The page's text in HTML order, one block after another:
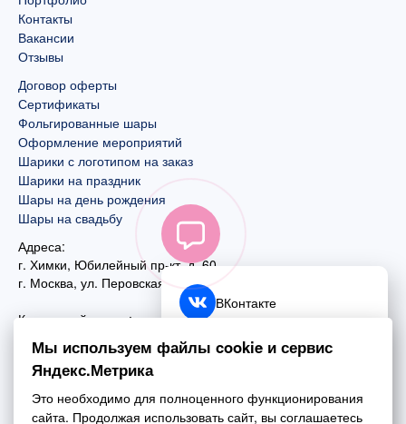
Контакты
Вакансии
Отзывы
Договор оферты
Сертификаты
Фольгированные шары
Оформление мероприятий
Шарики с логотипом на заказ
Шарики на праздник
Шары на день рождения
Шары на свадьбу
Адреса:
г. Химки, Юбилейный пр-кт, д. 60
г. Москва, ул. Перовская, д. 59
Контактный номер:
+7 (495) 970-44-75
Почта:
mail@esta-fiesta.ru
ВКонтакте
Telegram
Обратный звонок
Мы используем файлы cookie и сервис
Яндекс.Метрика
Это необходимо для полноценного функционирования
сайта. Продолжая использовать сайт, вы соглашаетесь